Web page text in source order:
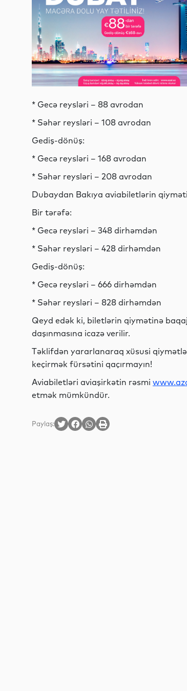
* Gecə reysləri – 88 avrodan
* Səhər reysləri – 108 avrodan
Gediş-dönüş:
* Gecə reysləri – 168 avrodan
* Səhər reysləri – 208 avrodan
Dubaydan Bakıya aviabiletlərin qiyməti
Bir tərəfə:
* Gecə reysləri – 348 dirhəmdən
* Səhər reysləri – 428 dirhəmdən
Gediş-dönüş:
* Gecə reysləri – 666 dirhəmdən
* Səhər reysləri – 828 dirhəmdən
Qeyd edək ki, biletlərin qiymətinə
daşınmasına icazə verilir.
Təklifdən yararlanaraq xüsusi
keçirmək fürsətini qaçırmayın!
Aviabiletləri aviaşirkətin rəsmi
etmək mümkündür.
Paylaş: